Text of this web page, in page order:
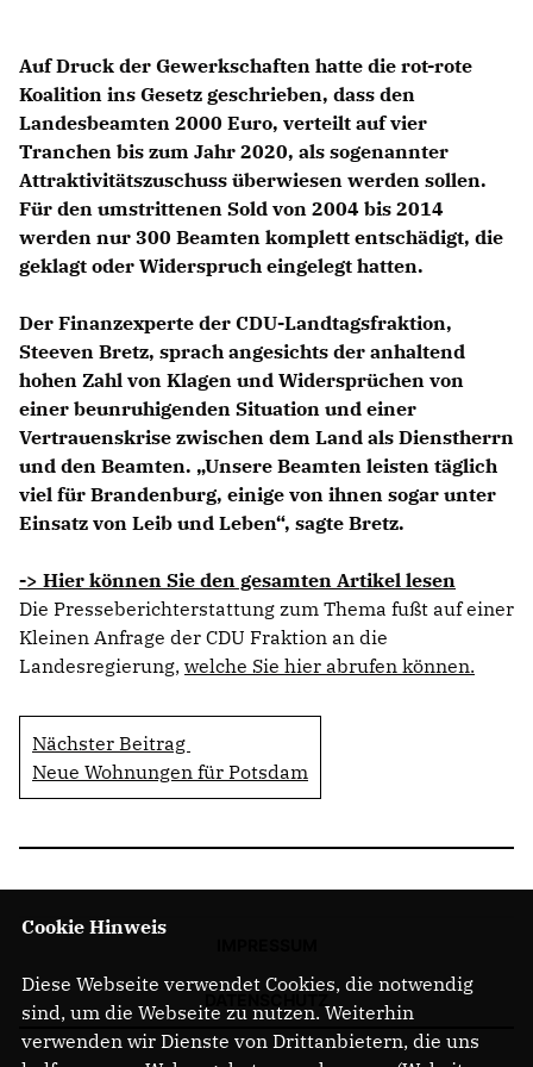
Auf Druck der Gewerkschaften hatte die rot-rote
Koalition ins Gesetz geschrieben, dass den
Landesbeamten 2000 Euro, verteilt auf vier
Tranchen bis zum Jahr 2020, als sogenannter
Attraktivitätszuschuss überwiesen werden sollen.
Für den umstrittenen Sold von 2004 bis 2014
werden nur 300 Beamten komplett entschädigt, die
geklagt oder Widerspruch eingelegt hatten.
Der Finanzexperte der CDU-Landtagsfraktion,
Steeven Bretz, sprach angesichts der anhaltend
hohen Zahl von Klagen und Widersprüchen von
einer beunruhigenden Situation und einer
Vertrauenskrise zwischen dem Land als Dienstherrn
und den Beamten. „Unsere Beamten leisten täglich
viel für Brandenburg, einige von ihnen sogar unter
Einsatz von Leib und Leben“, sagte Bretz.
-> Hier können Sie den gesamten Artikel lesen
Die Presseberichterstattung zum Thema fußt auf einer
Kleinen Anfrage der CDU Fraktion an die
Landesregierung, welche Sie hier abrufen können.
Nächster Beitrag
Neue Wohnungen für Potsdam
Cookie Hinweis
Diese Webseite verwendet Cookies, die notwendig
sind, um die Webseite zu nutzen. Weiterhin
verwenden wir Dienste von Drittanbietern, die uns